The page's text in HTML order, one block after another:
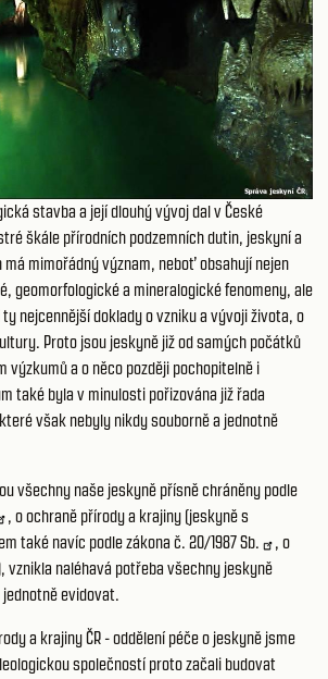
stavba a její dlouhý vývoj dal v České
škále přírodních podzemních dutin, jeskyní a
mimořádný význam, neboť obsahují nejen
geomorfologické a mineralogické fenomeny, ale
nejcennější doklady o vzniku a vývoji života, o
Proto jsou jeskyně již od samých počátků
výzkumů a o něco později pochopitelně i
také byla v minulosti pořizována již řada
však nebyly nikdy souborně a jednotně
všechny naše jeskyně přísně chráněny podle
, o ochraně přírody a krajiny (jeskyně s
také navíc podle zákona č. 20/1987 Sb.
, o
vznikla naléhavá potřeba všechny jeskyně
evidovat.
a krajiny ČR - oddělení péče o jeskyně jsme
společností proto začali budovat